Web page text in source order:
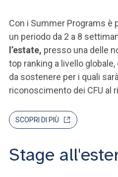
Con i Summer Programs è
un periodo da 2 a 8
l’estate, presso una delle
top ranking a livello
da sostenere per i quali
riconoscimento dei CFU al
SCOPRI DI PIÙ
Stage